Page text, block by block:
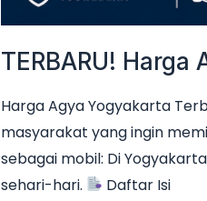
TERBARU!
Harga Agya Yogyakarta
masyarakat yang ingin
sebagai mobil: Di
sehari-hari.
Daftar Isi